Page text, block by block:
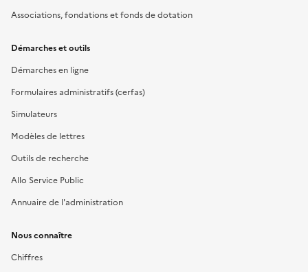
Associations, fondations et fonds de dotation
Démarches et outils
Démarches en ligne
Formulaires administratifs (cerfas)
Simulateurs
Modèles de lettres
Outils de recherche
Allo Service Public
Annuaire de l'administration
Nous connaître
Chiffres